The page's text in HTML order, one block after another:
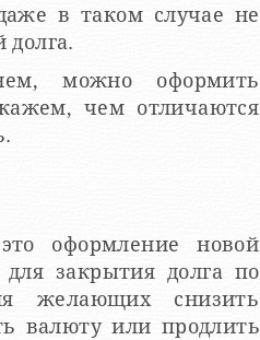
в таком случае не
можно оформить
чем отличаются
оформление новой
закрытия долга по
желающих снизить
валюту или продлить